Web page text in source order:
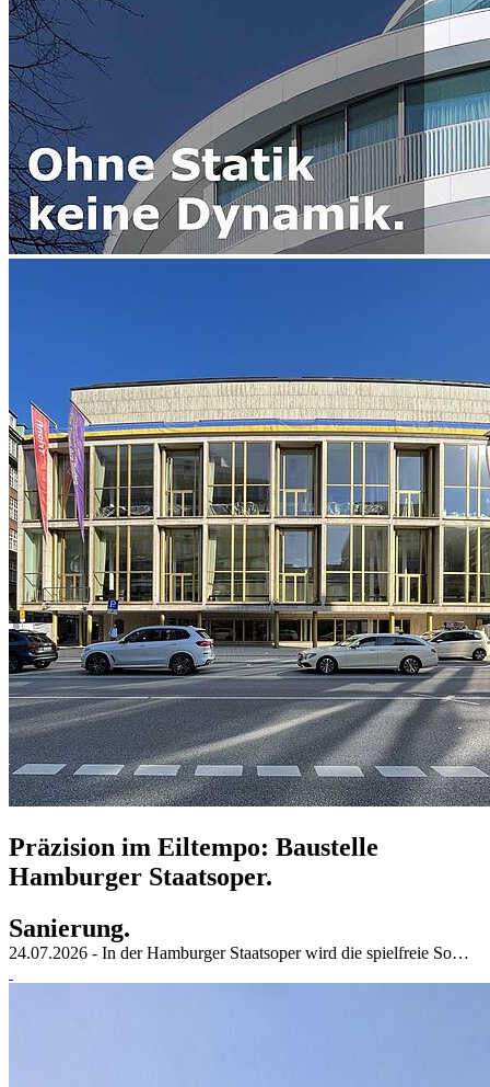
Präzision im Eiltempo: Baustelle
Hamburger Staatsoper.
Sanierung.
24.07.2026 - In der Hamburger Staatsoper wird die spielfreie So…